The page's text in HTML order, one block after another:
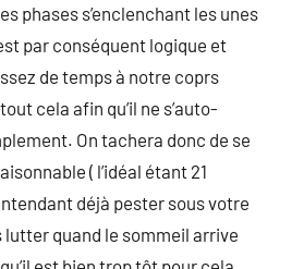
phases s’enclenchant les unes
par conséquent logique et
de temps à notre coprs
cela afin qu’il ne s’auto-
On tachera donc de se
( l’idéal étant 21
déjà pester sous votre
lutter quand le sommeil arrive